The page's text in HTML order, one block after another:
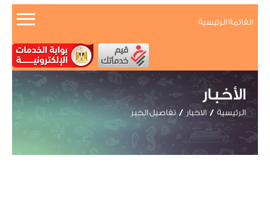
القائمة الرئيسية
الأخبار
الرئيسية الاخبار تفاصيل الخبر